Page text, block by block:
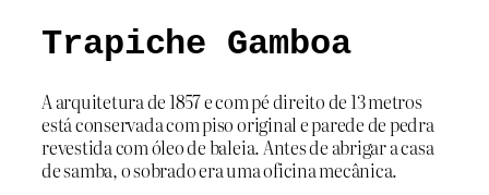
Trapiche Gamboa
A arquitetura de 1857 e com pé direito de 13 metros
está conservada com piso original e parede de pedra
revestida com óleo de baleia. Antes de abrigar a casa
de samba, o sobrado era uma oficina mecânica.